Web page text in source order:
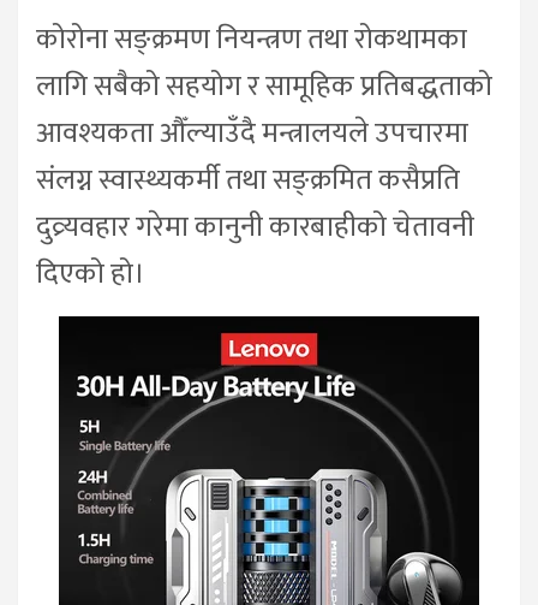
कोरोना सङ्क्रमण नियन्त्रण तथा रोकथामका
लागि सबैको सहयोग र सामूहिक प्रतिबद्धताको
आवश्यकता औँल्याउँदै मन्त्रालयले उपचारमा
संलग्न स्वास्थ्यकर्मी तथा सङ्क्रमित कसैप्रति
दुव्र्यवहार गरेमा कानुनी कारबाहीको चेतावनी
दिएको हो।